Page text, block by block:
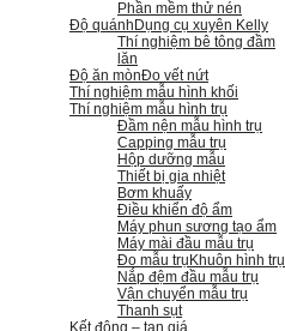
Phần mềm thử nén
Độ quánh Dụng cụ xuyên Kelly
Thí nghiệm bê tông đầm
lăn
Độ ăn mònĐo vết nứt
Thí nghiệm mẫu hình khối
Thí nghiệm mẫu hình trụ
Đầm nện mẫu hình trụ
Capping mẫu trụ
Hộp dưỡng mẫu
Thiết bị gia nhiệt
Bơm khuấy
Điều khiển độ ẩm
Máy phun sương tạo ẩm
Máy mài đầu mẫu trụ
Đo mẫu trụ Khuôn hình trụ
Nắp đệm đầu mẫu trụ
Vận chuyển mẫu trụ
Thanh sụt